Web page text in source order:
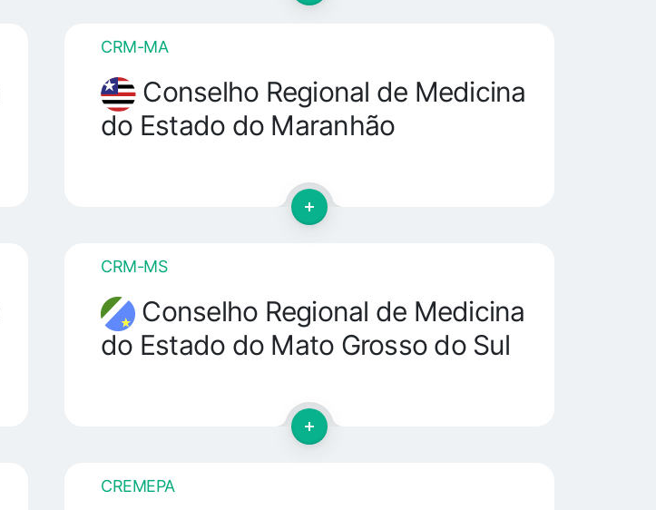
CRM-MA
Conselho Regional de Medicina
do Estado do Maranhão
CRM-MS
Conselho Regional de Medicina
do Estado do Mato Grosso do Sul
CREMEPA